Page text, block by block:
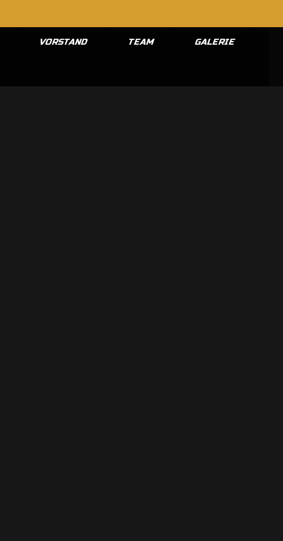
VORSTAND TEAM GALERIE